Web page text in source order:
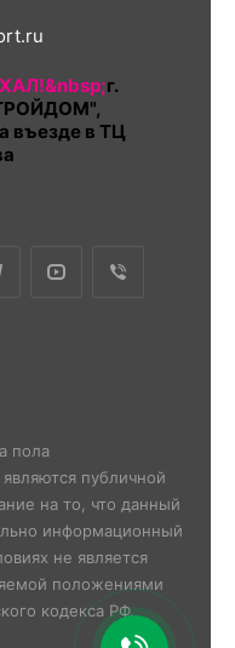
г.
въезде в ТЦ
пола
публичной
на то, что данный
информационный
не является
положениями
кодекса РФ.